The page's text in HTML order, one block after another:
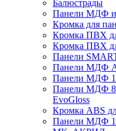
Балюстрады
Панели МДФ и
Кромка для
Кромка ПВХ
Кромка ПВХ
Панели
Панели МДФ
Панели МДФ
Панели МДФ
EvoGloss
Кромка ABS
Панели МДФ